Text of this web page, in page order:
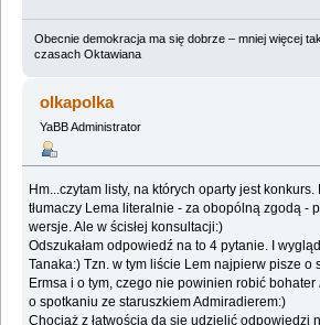
Obecnie demokracja ma się dobrze – mniej więcej
czasach Oktawiana
olkapolka
YaBB Administrator
Hm...czytam listy, na których oparty jest
tłumaczy Lema literalnie - za obopólną zgodą -
wersje. Ale w ścisłej konsultacji:)
Odszukałam odpowiedź na to 4 pytanie. I
Tanaka:) Tzn. w tym liście Lem najpierw pisze o
Ermsa i o tym, czego nie powinien robić bohater
o spotkaniu ze staruszkiem Admiradierem:)
Chociaż z łatwością da się udzielić odpowiedzi